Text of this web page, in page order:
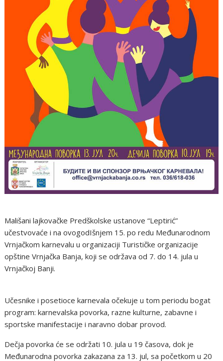
Mališani lajkovačke Predškolske ustanove “Leptirić”
učestvovaće i na ovogodIšnjem 15. po redu Međunarodnom
Vrnjačkom karnevalu u organizaciji Turističke organizacije
opštine Vrnjačka Banja, koji se održava od 7. do 14. jula u
Vrnjačkoj Banji.
Učesnike i posetioce karnevala očekuje u tom periodu bogat
program: karnevalska povorka, razne kulturne, zabavne i
sportske manifestacije i naravno dobar provod.
Dečja povorka će se održati 10. jula u 19 časova, dok je
Međunarodna povorka zakazana za 13. jul, sa početkom u 20